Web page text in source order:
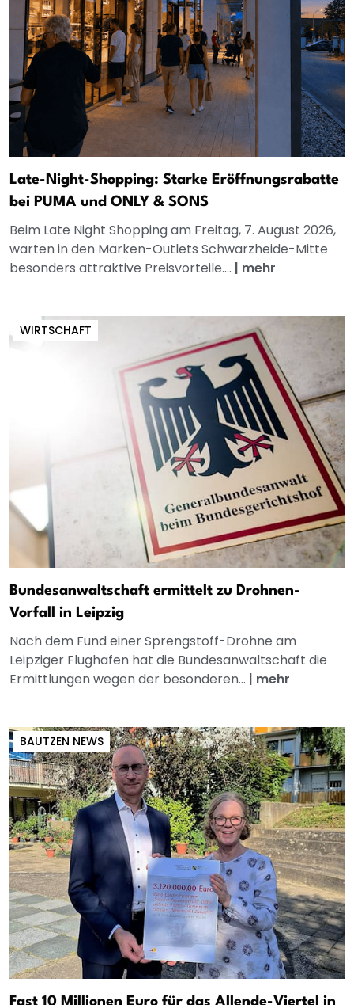
Late-Night-Shopping: Starke Eröffnungsrabatte
bei PUMA und ONLY & SONS
Beim Late Night Shopping am Freitag, 7. August 2026,
warten in den Marken-Outlets Schwarzheide-Mitte
besonders attraktive Preisvorteile.... | mehr
WIRTSCHAFT
Bundesanwaltschaft ermittelt zu Drohnen-
Vorfall in Leipzig
Nach dem Fund einer Sprengstoff-Drohne am
Leipziger Flughafen hat die Bundesanwaltschaft die
Ermittlungen wegen der besonderen... | mehr
BAUTZEN NEWS
Fast 10 Millionen Euro für das Allende-Viertel in